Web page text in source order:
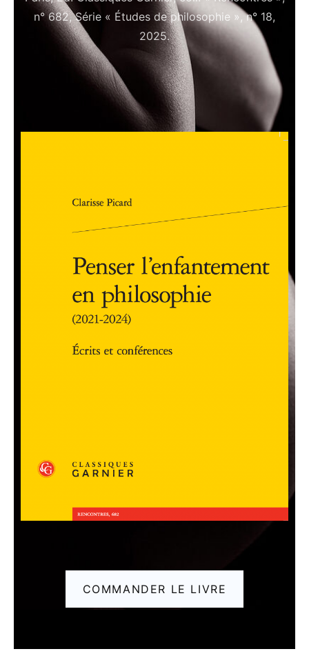
n° 682, Série « Études de philosophie », n° 18,
2025.
COMMANDER LE LIVRE